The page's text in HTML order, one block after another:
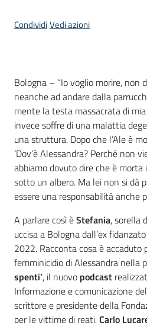
CondividiVedi azioni
Contenuto
Bologna – “Io voglio morire, non
neanche ad andare dalla
mente la testa massacrata di
invece soffre di una malattia
una struttura. Dopo che l’Ale è
‘Dov’è Alessandra? Perché non
abbiamo dovuto dire che è
sotto un albero. Ma lei non si dà
essere una responsabilità anche
A parlare così èStefania, sorella
uccisa a Bologna dall’ex
2022. Racconta cosa è accaduto
femminicidio di Alessandra nella
spenti’, il nuovo podcast
Informazione e comunicazione
scrittore e presidente della
per le vittime di reati,Carlo